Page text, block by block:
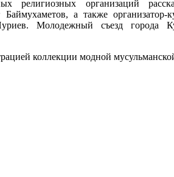
религиозных организаций
а также организатор-
Молодежный съезд города
коллекции модной